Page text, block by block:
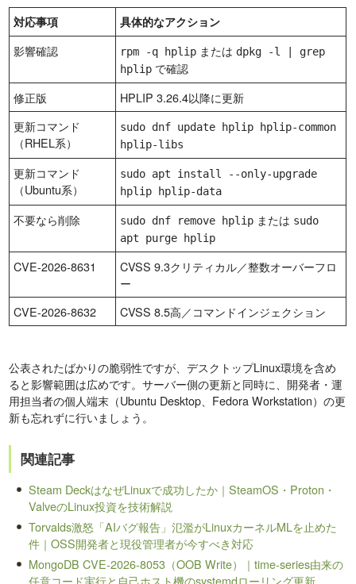
対応事項 具体的なアクション
影響確認 rpm -q hplip または dpkg -l | grep
hplip で確認
修正版
HPLIP 3.26.4以降に更新
更新コマンド
（RHEL系）
sudo dnf update hplip hplip-common
hplip-libs
更新コマンド
（Ubuntu系）
sudo apt install --only-upgrade
hplip hplip-data
不要なら削除 sudo dnf remove hplip または sudo
apt purge hplip
CVE-2026-8631
CVSS 9.3クリティカル／整数オーバーフロ
ー
CVE-2026-8632
CVSS 8.5高／コマンドインジェクション
公表されたばかりの脆弱性ですが、デスクトップLinux環境を含め
ると影響範囲は広めです。サーバー側の更新と同時に、開発者・運
用担当者の個人端末（Ubuntu Desktop、Fedora Workstation）の更
新も忘れずに行いましょう。
関連記事
Steam DeckはなぜLinuxで成功したか｜SteamOS・Proton・
ValveのLinux投資を技術解説
Torvalds激怒「AIバグ報告」氾濫がLinuxカーネルMLを止めた
件｜OSS開発者と現役管理者が今すべき対応
MongoDB CVE-2026-8053（OOB Write）｜time-series由来の